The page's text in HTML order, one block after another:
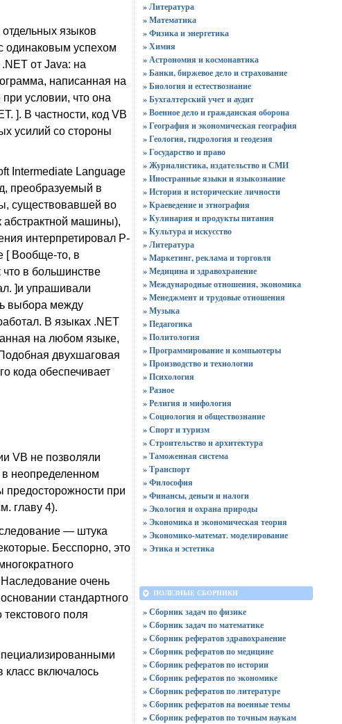
языков
одинаковым успехом
от Java: на
написанная на
условии, что она
]. В частности, код VB
усилий со стороны
Intermediate Language
преобразуемый в
существовавшей во
абстрактной машины),
интерпретировал Р-
[ Вообще-то, в
в большинстве
]и упрашивали
выбора между
В языках .NET
на любом языке,
двухшаговая
кода обеспечивает
VB не позволяли
в неопределенном
предосторожности при
главу 4).
— штука
Бесспорно, это
очень
стандартного
поля
включалось
» Литература
» Математика
» Физика и энергетика
» Химия
» Астрономия и космонавтика
» Банки, биржевое дело и страхование
» Биология и естествознание
» Бухгалтерский учет и аудит
» Военное дело и гражданская оборона
» География и экономическая география
» Геология, гидрология и геодезия
» Государство и право
» Журналистика, издательство и СМИ
» Иностранные языки и языкознание
» История и исторические личности
» Краеведение и этнография
» Кулинария и продукты питания
» Культура и искусство
» Литература
» Маркетинг, реклама и торговля
» Медицина и здравохранение
» Международные отношения, экономика
» Менеджмент и трудовые отношения
» Музыка
» Педагогика
» Политология
» Программирование и компьютеры
» Производство и технологии
» Психология
» Разное
» Религия и мифология
» Социология и обществознание
» Спорт и туризм
» Строительство и архитектура
» Таможенная система
» Транспорт
» Философия
» Финансы, деньги и налоги
» Экология и охрана природы
» Экономика и экономическая теория
» Экономико-математ. моделирование
» Этика и эстетика
ПОЛЕЗНЫЕ СБОРНИКИ
» Сборник задач по физике
» Сборник задач по математике
» Сборник рефератов здравохранение
» Сборник рефератов по медицине
» Сборник рефератов по истории
» Сборник рефератов по экономике
» Сборник рефератов по литературе
» Сборник рефератов на военные темы
» Сборник рефератов по точным наукам